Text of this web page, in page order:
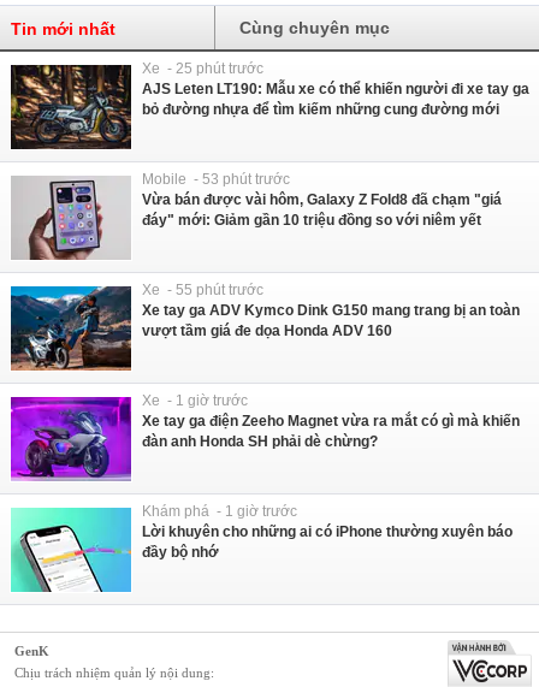
Tin mới nhất Cùng chuyên mục
Xe - 25 phút trước
AJS Leten LT190: Mẫu xe có thể khiến người đi xe tay ga
bỏ đường nhựa để tìm kiếm những cung đường mới
Mobile - 53 phút trước
Vừa bán được vài hôm, Galaxy Z Fold8 đã chạm "giá
đáy" mới: Giảm gần 10 triệu đồng so với niêm yết
Xe - 55 phút trước
Xe tay ga ADV Kymco Dink G150 mang trang bị an toàn
vượt tầm giá đe dọa Honda ADV 160
Xe - 1 giờ trước
Xe tay ga điện Zeeho Magnet vừa ra mắt có gì mà khiến
đàn anh Honda SH phải dè chừng?
Khám phá - 1 giờ trước
Lời khuyên cho những ai có iPhone thường xuyên báo
đầy bộ nhớ
GenK
Chịu trách nhiệm quản lý nội dung: